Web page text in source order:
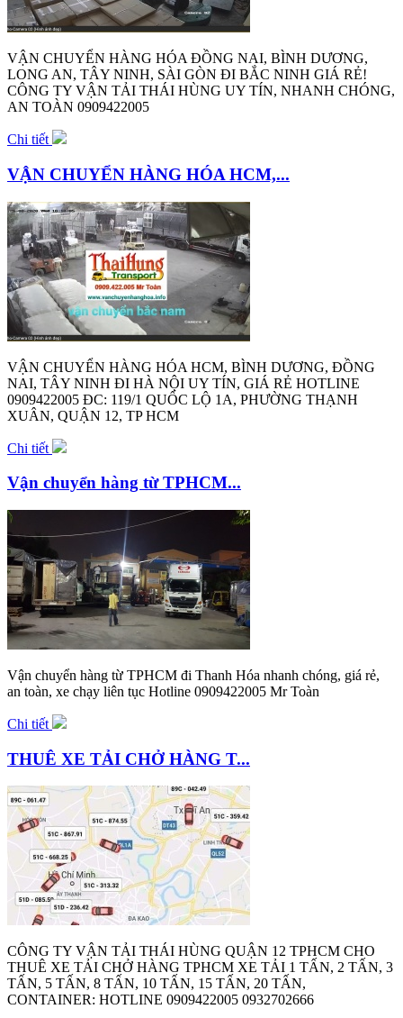
VẬN CHUYỂN HÀNG HÓA ĐỒNG NAI, BÌNH DƯƠNG,
LONG AN, TÂY NINH, SÀI GÒN ĐI BẮC NINH GIÁ RẺ!
CÔNG TY VẬN TẢI THÁI HÙNG UY TÍN, NHANH CHÓNG,
AN TOÀN 0909422005
Chi tiết
VẬN CHUYỂN HÀNG HÓA HCM,...
VẬN CHUYỂN HÀNG HÓA HCM, BÌNH DƯƠNG, ĐỒNG
NAI, TÂY NINH ĐI HÀ NỘI UY TÍN, GIÁ RẺ HOTLINE
0909422005 ĐC: 119/1 QUỐC LỘ 1A, PHƯỜNG THẠNH
XUÂN, QUẬN 12, TP HCM
Chi tiết
Vận chuyển hàng từ TPHCM...
Vận chuyển hàng từ TPHCM đi Thanh Hóa nhanh chóng, giá rẻ,
an toàn, xe chạy liên tục Hotline 0909422005 Mr Toàn
Chi tiết
THUÊ XE TẢI CHỞ HÀNG T...
CÔNG TY VẬN TẢI THÁI HÙNG QUẬN 12 TPHCM CHO
THUÊ XE TẢI CHỞ HÀNG TPHCM XE TẢI 1 TẤN, 2 TẤN, 3
TẤN, 5 TẤN, 8 TẤN, 10 TẤN, 15 TẤN, 20 TẤN,
CONTAINER: HOTLINE 0909422005 0932702666